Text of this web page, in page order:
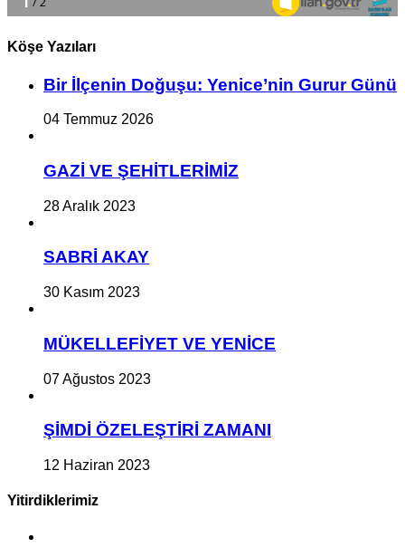
Köşe Yazıları
Bir İlçe­nin Do­ğu­şu: Ye­ni­ce’nin Gurur Günü
04 Temmuz 2026
GAZİ VE ŞEHİTLERİMİZ
28 Aralık 2023
SABRİ AKAY
30 Kasım 2023
MÜKELLEFİYET VE YENİCE
07 Ağustos 2023
ŞİMDİ ÖZELEŞTİRİ ZAMANI
12 Haziran 2023
Yitirdiklerimiz